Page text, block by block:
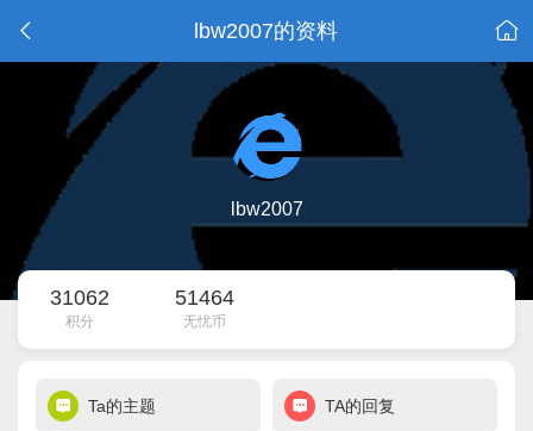
lbw2007的资料
lbw2007
31062
积分
51464
无忧币
Ta的主题 TA的回复